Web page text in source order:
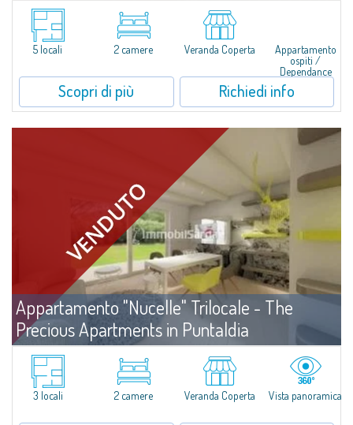
Situata nella parte più alta del comprensorio di Costa Caddu, questa villetta
terra-cielo gode di una posizione dominante e di una vista mare
panoramica, presente in ogni momento della giornata.Inserita in un
contesto...
5 locali 2 camere Veranda Coperta
Appartamento
ospiti /
Dependance
Scopri di più Richiedi info
Appartamento "Nucelle" Trilocale - The
Precious Apartments in Puntaldia
Puntaldia Vendita
In vendita nuovissimo appartamento trilocale in un complesso di recente
costruzione all'interno del prestigioso Consorzio di Puntaldia.
L'appartamento è venduto non arredato, ma la collaborazione con il...
3 locali 2 camere Veranda Coperta Vista panoramica